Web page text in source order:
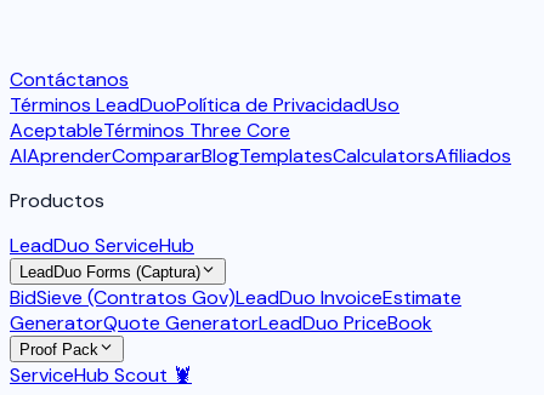
Contáctanos
Términos LeadDuoPolítica de PrivacidadUso
AceptableTérminos Three Core
AIAprenderCompararBlogTemplatesCalculatorsAfiliados
Productos
LeadDuo ServiceHub
LeadDuo Forms (Captura)
BidSieve (Contratos Gov)LeadDuo InvoiceEstimate
GeneratorQuote GeneratorLeadDuo PriceBook
Proof Pack
ServiceHub Scout 🦞